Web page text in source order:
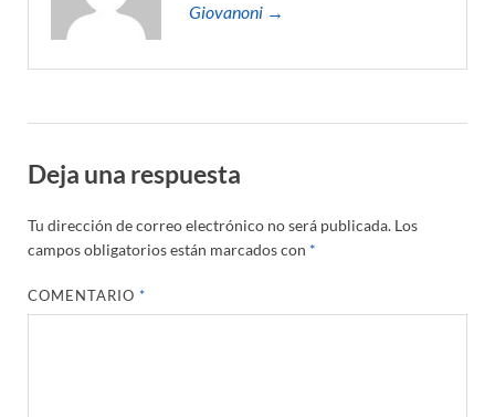
Giovanoni →
Deja una respuesta
Tu dirección de correo electrónico no será publicada. Los
campos obligatorios están marcados con *
COMENTARIO*